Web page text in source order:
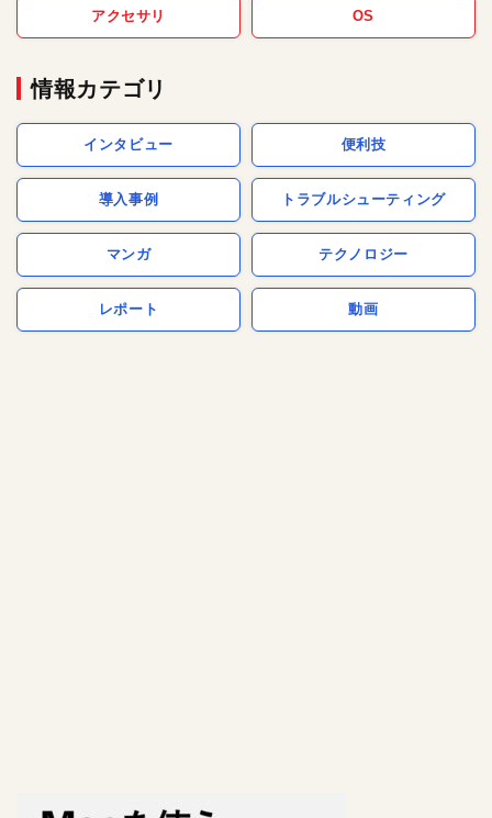
アクセサリ OS
情報カテゴリ
インタビュー 便利技
導入事例 トラブルシューティング
マンガ テクノロジー
レポート 動画